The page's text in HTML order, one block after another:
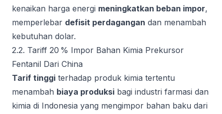
kenaikan harga energi meningkatkan beban impor,
memperlebar defisit perdagangan dan menambah
kebutuhan dolar.
2.2. Tariff 20 % Impor Bahan Kimia Prekursor
Fentanil Dari China
Tarif tinggi terhadap produk kimia tertentu
menambah biaya produksi bagi industri farmasi dan
kimia di Indonesia yang mengimpor bahan baku dari